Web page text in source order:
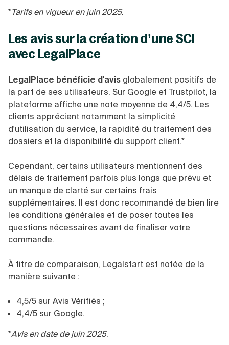
*Tarifs en vigueur en juin 2025.
Les avis sur la création d’une SCI
avec LegalPlace
LegalPlace bénéficie d'avis globalement positifs de
la part de ses utilisateurs. Sur Google et Trustpilot, la
plateforme affiche une note moyenne de 4,4/5. Les
clients apprécient notamment la simplicité
d'utilisation du service, la rapidité du traitement des
dossiers et la disponibilité du support client.*
Cependant, certains utilisateurs mentionnent des
délais de traitement parfois plus longs que prévu et
un manque de clarté sur certains frais
supplémentaires. Il est donc recommandé de bien lire
les conditions générales et de poser toutes les
questions nécessaires avant de finaliser votre
commande.
À titre de comparaison, Legalstart est notée de la
manière suivante :
4,5/5 sur Avis Vérifiés ;
4,4/5 sur Google.
*Avis en date de juin 2025.